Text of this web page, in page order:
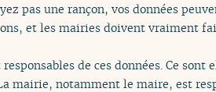
pas une rançon, vos données
et les mairies doivent vraiment
de ces données. Ce sont
mairie, notamment le maire, est